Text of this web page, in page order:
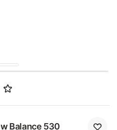
Balance 530